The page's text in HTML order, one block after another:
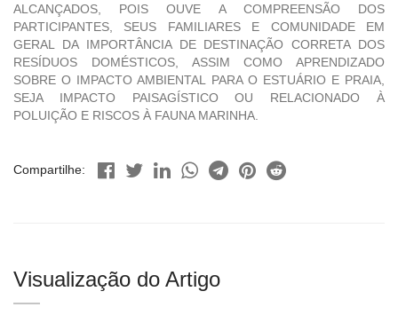
ALCANÇADOS, POIS OUVE A COMPREENSÃO DOS
PARTICIPANTES, SEUS FAMILIARES E COMUNIDADE EM
GERAL DA IMPORTÂNCIA DE DESTINAÇÃO CORRETA DOS
RESÍDUOS DOMÉSTICOS, ASSIM COMO APRENDIZADO
SOBRE O IMPACTO AMBIENTAL PARA O ESTUÁRIO E PRAIA,
SEJA IMPACTO PAISAGÍSTICO OU RELACIONADO À
POLUIÇÃO E RISCOS À FAUNA MARINHA.
Compartilhe:
Visualização do Artigo